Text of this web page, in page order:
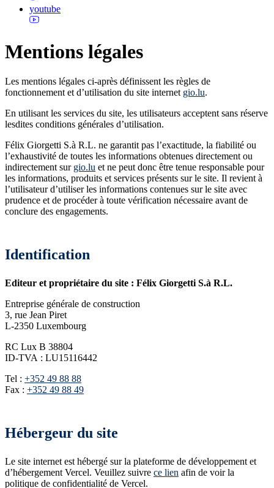
youtube
Mentions légales
Les mentions légales ci-après définissent les règles de
fonctionnement et d’utilisation du site internet gio.lu.
En utilisant les services du site, les utilisateurs acceptent sans réserve
lesdites conditions générales d’utilisation.
Félix Giorgetti S.à R.L. ne garantit pas l’exactitude, la fiabilité ou
l’exhaustivité de toutes les informations obtenues directement ou
indirectement sur gio.lu et ne peut donc être tenue responsable pour
les informations, produits et services présents sur le site. Il revient à
l’utilisateur d’utiliser les informations contenues sur le site avec
prudence et de procéder à toute vérification nécessaire avant de
conclure des engagements.
Identification
Editeur et propriétaire du site : Félix Giorgetti S.à R.L.
Entreprise générale de construction
3, rue Jean Piret
L-2350 Luxembourg
RC Lux B 38804
ID-TVA : LU15116442
Tel : +352 49 88 88
Fax : +352 49 88 49
Hébergeur du site
Le site internet est hébergé sur la plateforme de développement et
d’hébergement Vercel. Veuillez suivre ce lien afin de voir la
politique de confidentialité de Vercel.